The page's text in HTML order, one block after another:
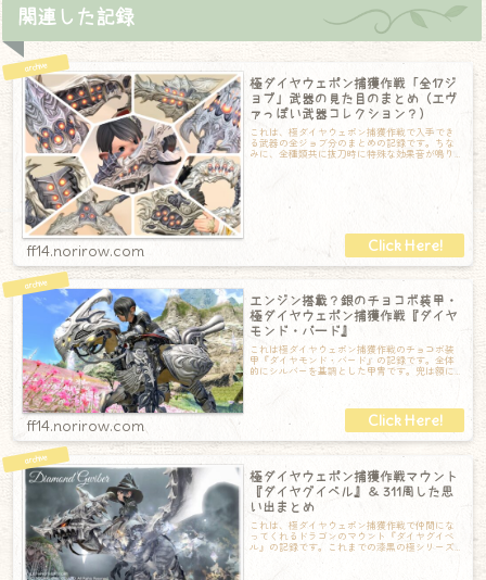
関連した記録
極ダイヤウェポン捕獲作戦「全17ジ
ョブ」武器の見た目のまとめ（エヴ
ァっぽい武器コレクション？）
これは、極ダイヤウェポン捕獲作戦で入手でき
る武器の全ジョブ分のまとめの記録です。ちな
みに、全種類共に抜刀時に特殊な効果音が鳴り
ff14.norirow.com
エンジン搭載？銀のチョコボ装甲・
極ダイヤウェポン捕獲作戦『ダイヤ
モンド・バード』
これは極ダイヤウェポン捕獲作戦のチョコボ装
甲『ダイヤモンド・バード』の記録です。全体
的にシルバーを基調とした甲冑です。兜は額に
ff14.norirow.com
極ダイヤウェポン捕獲作戦マウント
『ダイヤグイベル』＆ 311周した思
い出まとめ
これは、極ダイヤウェポン捕獲作戦で仲間にな
ってくれるドラゴンのマウント『ダイヤグイベ
ル』の記録です。これまでの漆黒の極シリーズ